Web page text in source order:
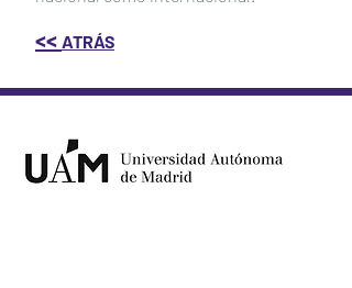
<< ATRÁS